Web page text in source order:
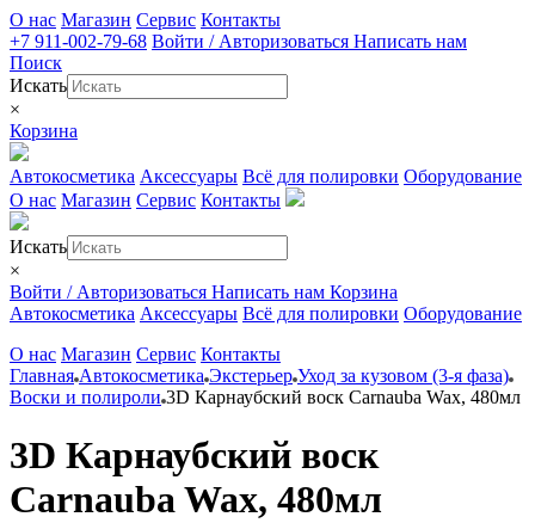
О нас Магазин Сервис Контакты
+7 911-002-79-68 Войти / Авторизоваться Написать нам
Поиск
Искать
×
Корзина
Автокосметика Аксессуары Всё для полировки Оборудование
О нас Магазин Сервис Контакты
Искать
×
Войти / Авторизоваться Написать нам Корзина
Автокосметика Аксессуары Всё для полировки Оборудование
О нас Магазин Сервис Контакты
Главная Автокосметика Экстерьер Уход за кузовом (3-я фаза)
Воски и полироли 3D Карнаубский воск Carnauba Wax, 480мл
3D Карнаубский воск
Carnauba Wax, 480мл